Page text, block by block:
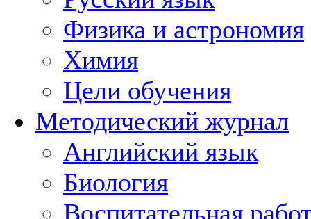
Физика и астрономия
Химия
Цели обучения
Методический журнал
Английский язык
Биология
Воспитательная